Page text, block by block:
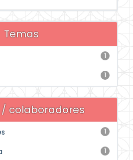
Temas
1
1
/ colaboradores
1
1